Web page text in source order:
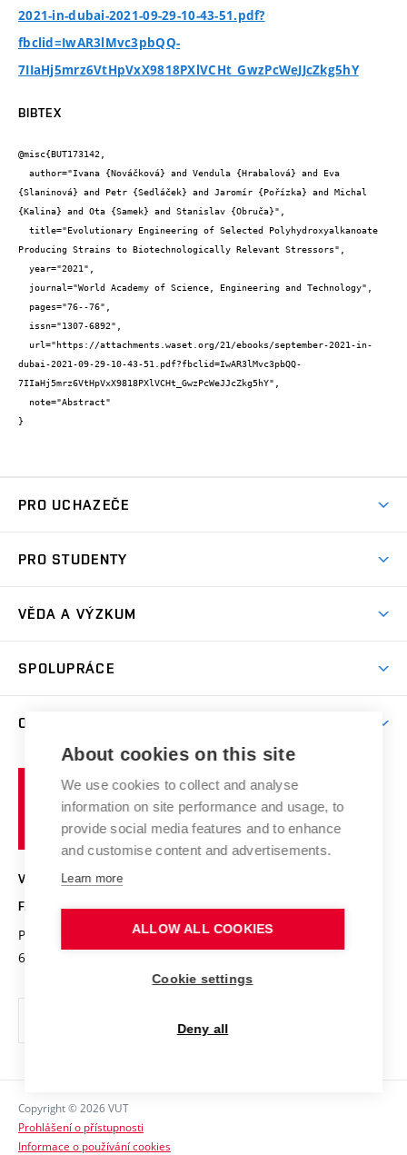
2021-in-dubai-2021-09-29-10-43-51.pdf?
fbclid=IwAR3lMvc3pbQQ-
7IIaHj5mrz6VtHpVxX9818PXlVCHt_GwzPcWeJJcZkg5hY
BIBTEX
@misc{BUT173142,
{Slaninová} and Petr {Sedláček} and Jaromír {Pořízka} and Michal
{Kalina} and Ota {Samek} and Stanislav {Obruča}",
Producing Strains to Biotechnologically Relevant Stressors",
dubai-2021-09-29-10-43-51.pdf?fbclid=IwAR3lMvc3pbQQ-
7IIaHj5mrz6VtHpVxX9818PXlVCHt_GwzPcWeJJcZkg5hY",
}
PRO UCHAZEČE
Jak se dostat na FCH
Den otevřených dveří
PRO STUDENTY
Studijní programy
Pro prváky
Knihovna
Studium a stáže v zahraničí
Pracovní nabídky
Den chemie
Chemici z VUT
Stipendia
Studijní předpisy
VĚDA A VÝZKUM
Výzkumné skupiny
Výsledky VaV
Projekty
Úspěchy a ocenění
Konference a soutěže
Kvalifikační řízení
SPOLUPRÁCE
Fórum Chemistry and Life
Střední školy a FCH
Popularizace vědy
O FAKULTĚ
Organizační struktura
Historie fakulty
Kalendář akcí
Fotogalerie
Absolventi
Reklamní předměty
Fakultní časopis
Ochrana osobních údajů
Kontakty
Vysoké
učení
technické
v
VYSOKÉ UČENÍ TECHNICKÉ V BRNĚ
FAKULTA CHEMICKÁ
Purkyňova 464/118
612 00 Brno
www.fch.vut.cz
Copyright © 2026 VUT
Prohlášení o přístupnosti
Informace o používání cookies
About cookies on this site
We use cookies to collect and analyse
information on site performance and usage, to
provide social media features and to enhance
and customise content and advertisements.
Learn more
ALLOW ALL COOKIES
Cookie settings
Deny all